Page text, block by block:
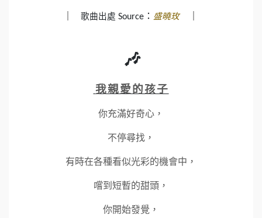
歌曲出處 Source： 盛曉玫
🎶
我親愛的孩子
你充滿好奇心，
不停尋找，
有時在各種看似光彩的機會中，
嚐到短暫的甜頭，
你開始發覺，